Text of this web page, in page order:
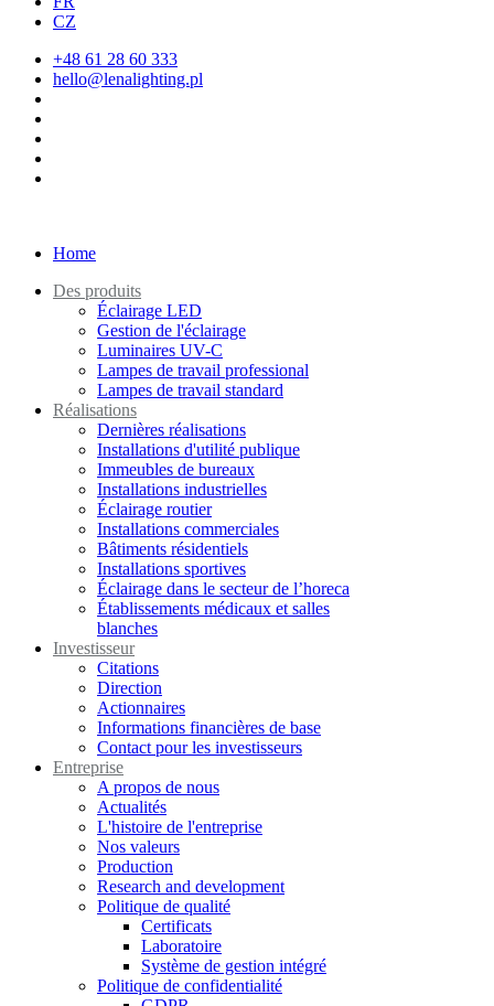
CZ
+48 61 28 60 333
hello@lenalighting.pl
Home
Des produits
Éclairage LED
Gestion de l'éclairage
Luminaires UV-C
Lampes de travail professional
Lampes de travail standard
Réalisations
Dernières réalisations
Installations d'utilité publique
Immeubles de bureaux
Installations industrielles
Éclairage routier
Installations commerciales
Bâtiments résidentiels
Installations sportives
Éclairage dans le secteur de l’horeca
Établissements médicaux et salles
blanches
Investisseur
Citations
Direction
Actionnaires
Informations financières de base
Contact pour les investisseurs
Entreprise
A propos de nous
Actualités
L'histoire de l'entreprise
Nos valeurs
Production
Research and development
Politique de qualité
Certificats
Laboratoire
Système de gestion intégré
Politique de confidentialité